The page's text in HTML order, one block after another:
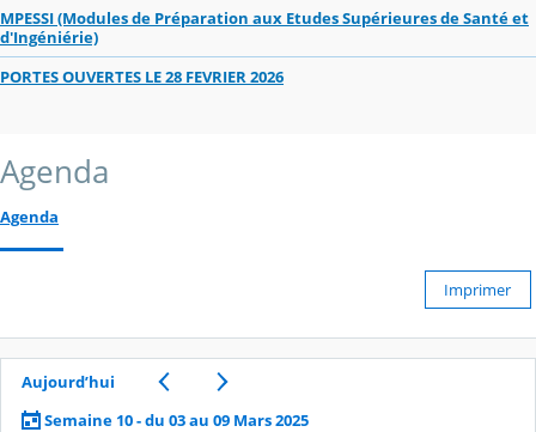
MPESSI (Modules de Préparation aux Etudes Supérieures de Santé et
d'Ingéniérie)
PORTES OUVERTES LE 28 FEVRIER 2026
Agenda
Agenda
Imprimer
Aujourd’hui
Semaine 10 - du 03 au 09 Mars 2025